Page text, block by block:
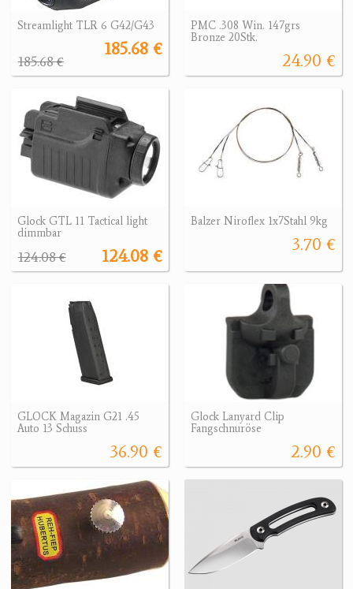
Streamlight TLR 6 G42/G43
185.68 €
185.68 €
PMC .308 Win. 147grs
Bronze 20Stk.
24.90 €
Glock GTL 11 Tactical light
dimmbar
124.08 €
124.08 €
Balzer Niroflex 1x7Stahl 9kg
3.70 €
GLOCK Magazin G21 .45
Auto 13 Schuss
36.90 €
Glock Lanyard Clip
Fangschnuröse
2.90 €